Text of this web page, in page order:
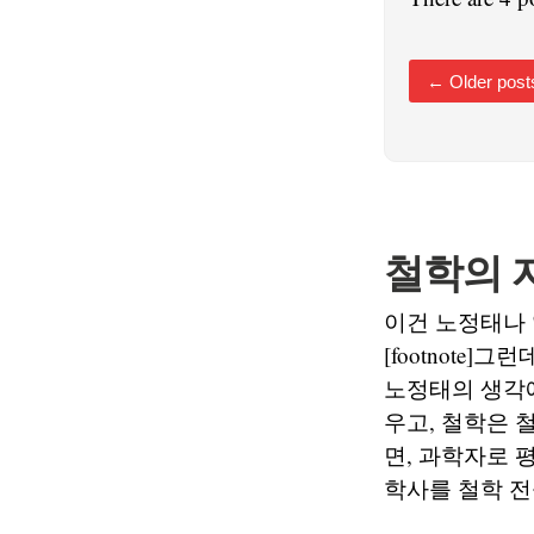
← Older
철학의
이건 노정태
[footnote]그런
노정태의 생
우고, 철학은
면, 과학자로
학사를 철학